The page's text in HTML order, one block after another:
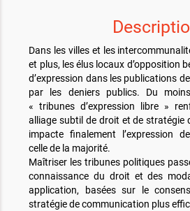
Dans les villes et les
et plus, les élus locaux d’opposition
d’expression dans les publications
par les deniers publics. Du
« tribunes d’expression libre »
alliage subtil de droit et de stratégie
impacte finalement l’expression
celle de la majorité.
Maîtriser les tribunes politiques
connaissance du droit et des
application, basées sur le
stratégie de communication plus